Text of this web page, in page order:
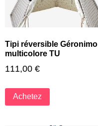
Tipi réversible Géronimo
multicolore TU
111,00 €
Achetez